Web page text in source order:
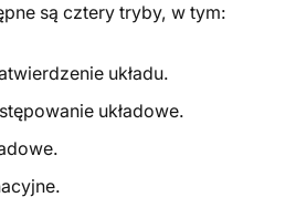
są cztery tryby, w tym:
układu.
układowe.